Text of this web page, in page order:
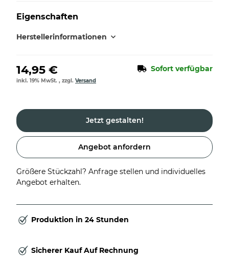
Eigenschaften
Herstellerinformationen
14,95 € Sofort verfügbar
inkl. 19% MwSt. , zzgl. Versand
Jetzt gestalten!
Angebot anfordern
Größere Stückzahl? Anfrage stellen und individuelles
Angebot erhalten.
Produktion in 24 Stunden
Sicherer Kauf Auf Rechnung